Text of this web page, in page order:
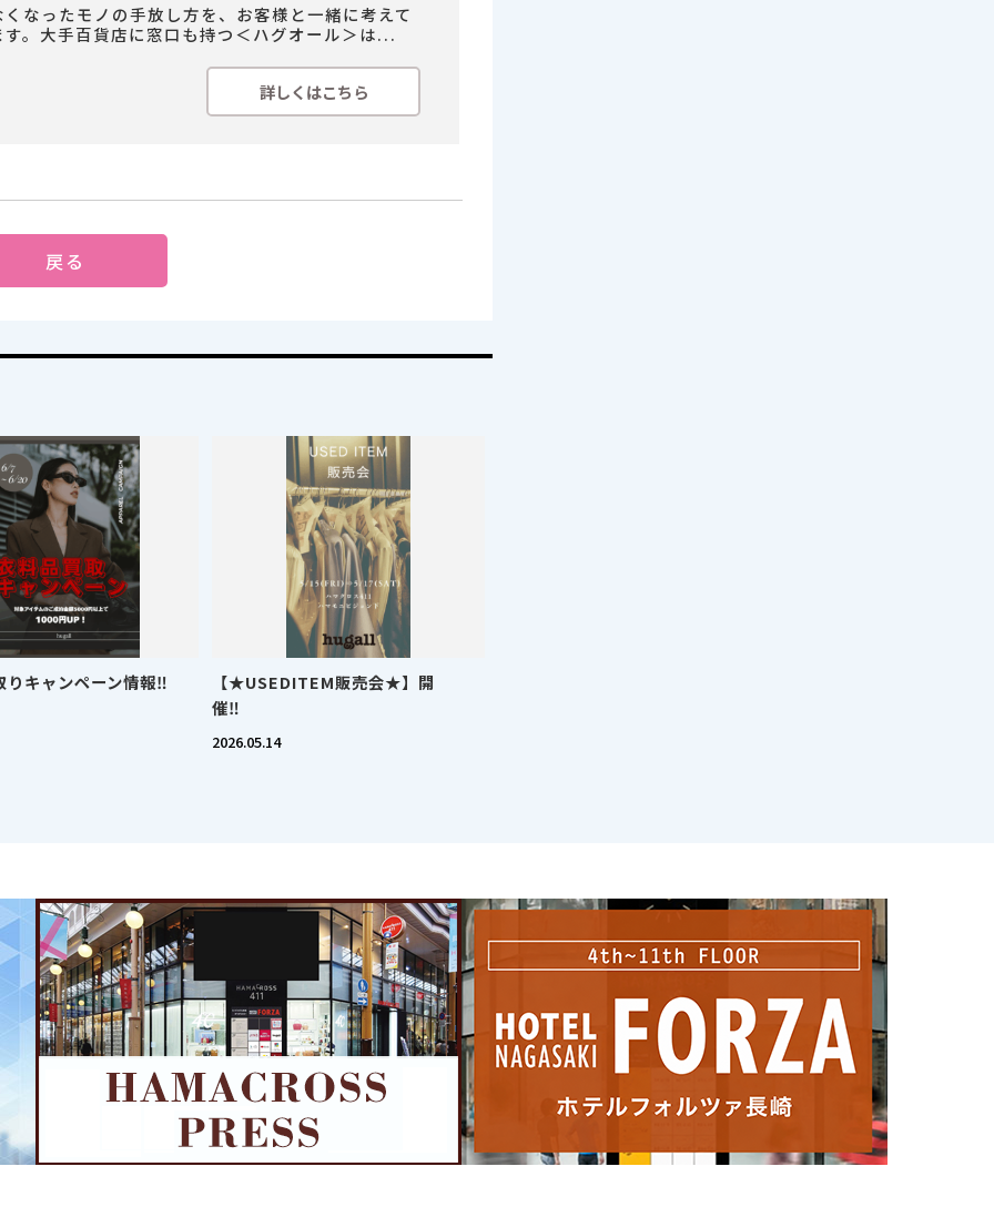
くなったモノの手放し方を、お客様と一緒に考えて
す。大手百貨店に窓口も持つ＜ハグオール＞は...
詳しくはこちら
戻る
りキャンペーン情報‼
【★USEDITEM販売会★】開
催‼
2026.05.14